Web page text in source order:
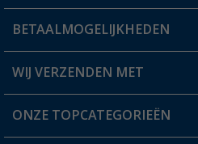
Status bestelling
Verlanglijstje
FAQ & Contact
Verzendinformatie
Catalogus
BETAALMOGELIJKHEDEN
WIJ VERZENDEN MET
ONZE TOPCATEGORIEËN